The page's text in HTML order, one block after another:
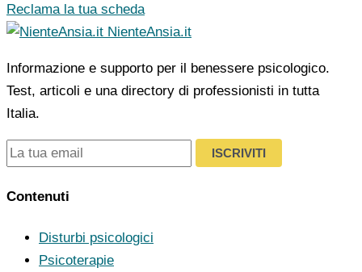
Reclama la tua scheda
NienteAnsia.it
Informazione e supporto per il benessere psicologico.
Test, articoli e una directory di professionisti in tutta
Italia.
ISCRIVITI
Contenuti
Disturbi psicologici
Psicoterapie